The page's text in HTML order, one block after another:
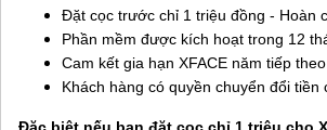
Đặt cọc trước chỉ 1 triệu đồng - Hoàn
Phần mềm được kích hoạt trong 12
Cam kết gia hạn XFACE năm tiếp
Khách hàng có quyền chuyển đổi tiền